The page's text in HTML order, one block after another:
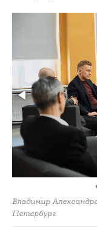
Владимир
Петербург